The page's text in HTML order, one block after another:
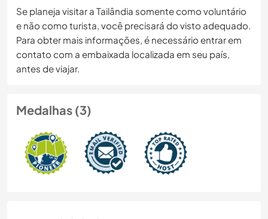
Se planeja visitar a Tailândia somente como voluntário
e não como turista, você precisará do visto adequado.
Para obter mais informações, é necessário entrar em
contato com a embaixada localizada em seu país,
antes de viajar.
Medalhas (3)